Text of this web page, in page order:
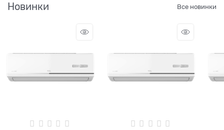
Новинки Все новинки